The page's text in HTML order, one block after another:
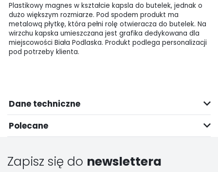
Plastikowy magnes w kształcie kapsla do butelek, jednak o
dużo większym rozmiarze. Pod spodem produkt ma
metalową płytkę, która pełni rolę otwieracza do butelek. Na
wirzchu kapska umieszczana jest grafika dedykowana dla
miejscowości Biała Podlaska. Produkt podlega personalizacji
pod potrzeby klienta.
Dane techniczne
Polecane
Zapisz się do newslettera